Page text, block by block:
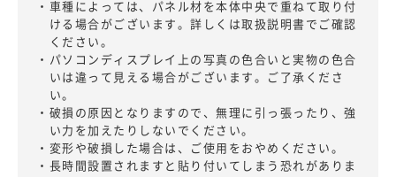
・車種によっては、パネル材を本体中央で重ねて取り付
ける場合がございます。詳しくは取扱説明書でご確認
ください。
・パソコンディスプレイ上の写真の色合いと実物の色合
いは違って見える場合がございます。ご了承くださ
い。
・破損の原因となりますので、無理に引っ張ったり、強
い力を加えたりしないでください。
・変形や破損した場合は、ご使用をおやめください。
・長時間設置されますと貼り付いてしまう恐れがありま